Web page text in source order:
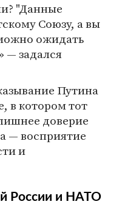
"Данные
Союзу, а вы
ожидать
— задался
Путина
в котором тот
доверие
— восприятие
и
России и НАТО